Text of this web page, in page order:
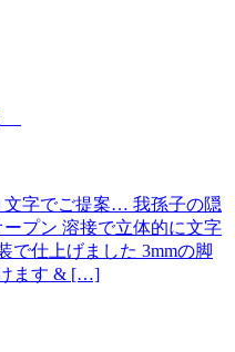
文字でご提案… 我孫子の隠
プン 溶接で立体的に文字
で仕上げました 3mmの脚
ます & […]